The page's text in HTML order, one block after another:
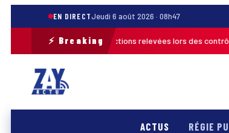
EN DIRECTJeudi 6 août 2026 · 08h47
⚡ Breaking
2026 : plus de 120 infractions relevées lors des
ACTUS RÉGIE